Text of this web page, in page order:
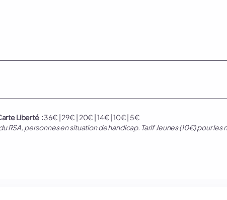
Liberté :36€ | 29€ | 20€ | 14€ | 10€ | 5€
personnes en situation de handicap. Tarif Jeunes (10€) pour les